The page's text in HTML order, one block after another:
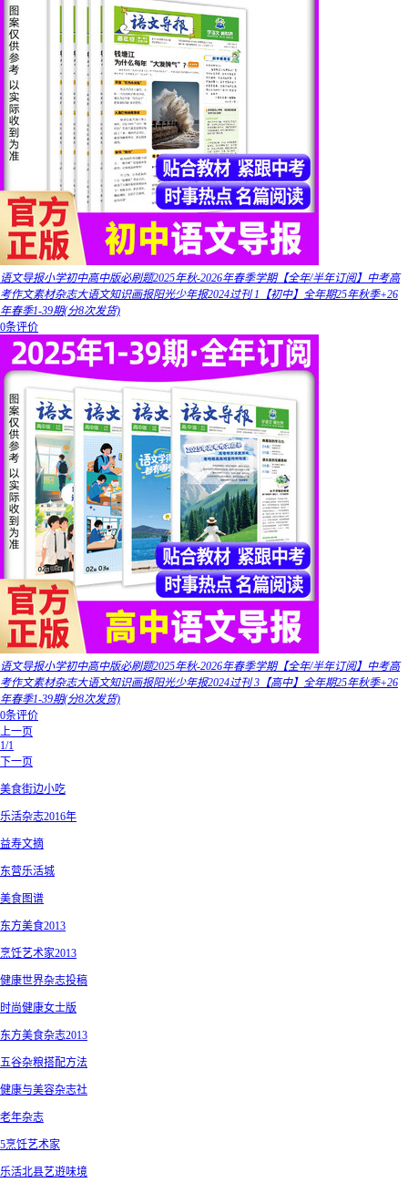
语文导报小学初中高中版必刷题2025年秋-2026年春季学期【全年/半年订阅】中考高
考作文素材杂志大语文知识画报阳光少年报2024过刊 1【初中】全年期25年秋季+26
年春季1-39期(分8次发货)
0条评价
语文导报小学初中高中版必刷题2025年秋-2026年春季学期【全年/半年订阅】中考高
考作文素材杂志大语文知识画报阳光少年报2024过刊 3【高中】全年期25年秋季+26
年春季1-39期(分8次发货)
0条评价
上一页
1/1
下一页
美食街边小吃
乐活杂志2016年
益寿文摘
东营乐活城
美食图谱
东方美食2013
烹饪艺术家2013
健康世界杂志投稿
时尚健康女士版
东方美食杂志2013
五谷杂粮搭配方法
健康与美容杂志社
老年杂志
5烹饪艺术家
乐活北县艺逰味境